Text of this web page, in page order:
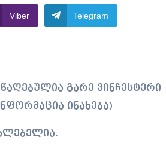
Viber Telegram
ინახება)